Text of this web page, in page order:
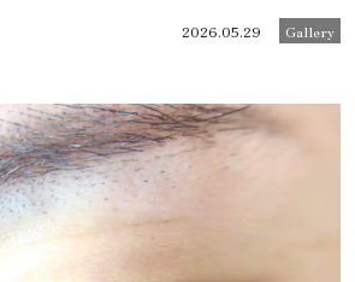
2026.05.29 Gallery